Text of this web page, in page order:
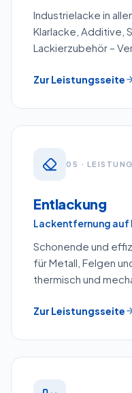
Industrielacke in
Klarlacke, Additive,
Lackierzubehör –
Zur Leistungsseite
0 5 · LEISTUNG
Entlackung
Lackentfernung
Schonende und
für Metall, Felgen
thermisch und
Zur Leistungsseite